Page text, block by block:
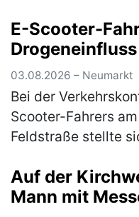
konnte sich das
E-Scooter-
Drogeneinfluss
03.08.2026 – Neumarkt
Bei der
Scooter-Fahrers
Feldstraße stellte
stand. Die
Auf der
Mann mit